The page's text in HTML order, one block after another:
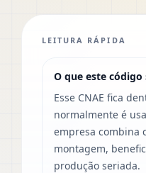
LEITURA RÁPIDA
O que este código
Esse CNAE fica
normalmente é
empresa combina
montagem,
produção seriada.